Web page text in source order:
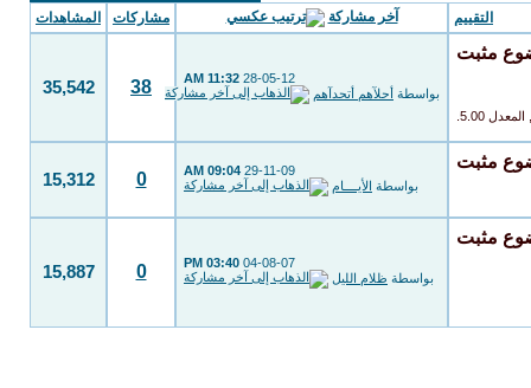
التقييم آخر مشاركة مشاركات المشاهدات
28-05-12
11:32 AM
بواسطة أحلآهم أتحدآهم 38
35,542
29-11-09
09:04 AM
بواسطة الأيــــام 0
15,312
04-08-07
03:40 PM
بواسطة ظلام الليل 0
15,887